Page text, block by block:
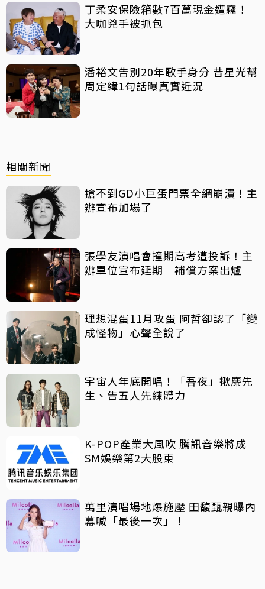
丁柔安保險箱數7百萬現金遭竊！
大咖兇手被抓包
潘裕文告別20年歌手身分 昔星光幫
周定緯1句話曝真實近況
相關新聞
搶不到GD小巨蛋門票全網崩潰！主
辦宣布加場了
張學友演唱會撞期高考遭投訴！主
辦單位宣布延期 補償方案出爐
理想混蛋11月攻蛋 阿哲卻認了「變
成怪物」心聲全說了
宇宙人年底開唱！「吾夜」揪麋先
生、告五人先練體力
K-POP產業大風吹 騰訊音樂將成
SM娛樂第2大股東
萬里演唱場地爆施壓 田馥甄親曝內
幕喊「最後一次」！